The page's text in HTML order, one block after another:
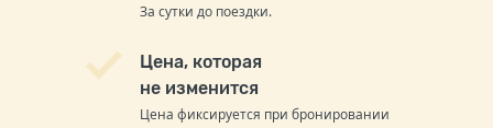
За сутки до поездки.
Цена, которая
не изменится
Цена фиксируется при бронировании